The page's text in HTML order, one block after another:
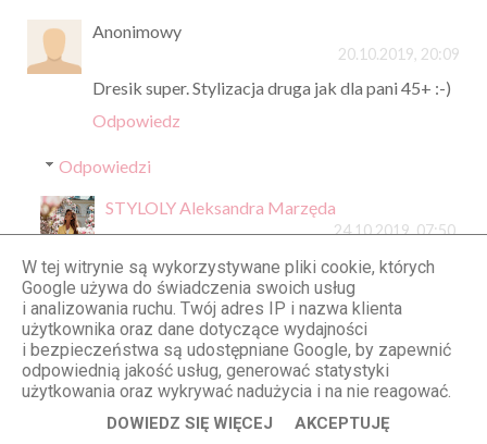
Anonimowy
20.10.2019, 20:09
Dresik super. Stylizacja druga jak dla pani 45+ :-)
Odpowiedz
Odpowiedzi
STYLOLY Aleksandra Marzęda
24.10.2019, 07:50
Dziękuję za opinie - ja osobiście uważam, że
sukienka ma sobie klasę i szyk, który
przystoi kobiecie w każdym wieku ;-)) Nie
uważam też, że porównanie mnie do
kobiety 45+ jest czymś złym - w tym wieku
wiele kobiet wygląda świetnie - czasem pod
kątem stylu lepiej niż nie jedna 20 czy 30
latka ;-))
W tej witrynie są wykorzystywane pliki cookie, których
Google używa do świadczenia swoich usług
i analizowania ruchu. Twój adres IP i nazwa klienta
użytkownika oraz dane dotyczące wydajności
i bezpieczeństwa są udostępniane Google, by zapewnić
odpowiednią jakość usług, generować statystyki
użytkowania oraz wykrywać nadużycia i na nie reagować.
DOWIEDZ SIĘ WIĘCEJ AKCEPTUJĘ